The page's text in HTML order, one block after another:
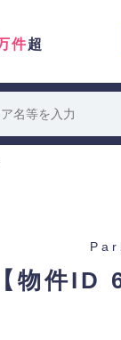
件超
【物件ID